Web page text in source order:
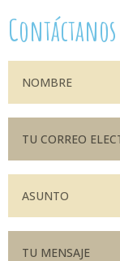
Contáctanos